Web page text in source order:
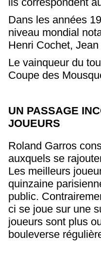
Dans les années
niveau mondial
Henri Cochet,
Le vainqueur du
Coupe des
UN PASSAGE
JOUEURS
Roland Garros
auxquels se
Les meilleurs
quinzaine
public.
ci se joue sur une
joueurs sont plus
bouleverse